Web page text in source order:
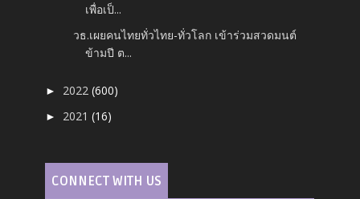
เพื่อเป็...
วธ.เผยคนไทยทั่วไทย-ทั่วโลก เข้าร่วมสวดมนต์
ข้ามปี ต...
► 2022(600)
► 2021(16)
CONNECT WITH US